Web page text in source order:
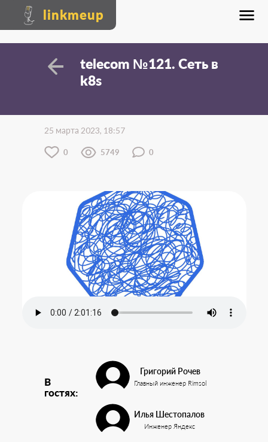
linkmeup
telecom №121. Сеть в
k8s
25 марта 2023, 18:57
0 5749 0
В
гостях:
Григорий Рочев
Главный инженер Rimsol
Илья Шестопалов
Инженер Яндекс